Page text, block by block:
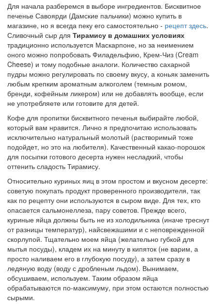
Для начала разберемся в выборе ингредиентов. Бисквитное
печенье Савоярди (Дамские пальчики) можно купить в
магазине, но я всегда пеку его самостоятельно - рецепт здесь.
Сливочный сыр для Тирамису в домашних условиях
традиционно используется Маскарпоне, но за неимением
оного можно попробовать Филадельфию, Крем-Чиз (Cream
Cheese) и тому подобные аналоги. Количество сахарной
пудры можно регулировать по своему вкусу, а коньяк заменить
любым крепким ароматным алкоголем (темным ромом,
бренди, кофейным ликером) или не добавлять вообще, если
не употребляете или готовите для детей.
Кофе для пропитки бисквитного печенья выбирайте любой,
который вам нравится. Лично я предпочитаю использовать
исключительно натуральный молотый (растворимый тоже
подойдет, но это на любителя). Качественный какао-порошок
для посыпки готового десерта нужен несладкий, чтобы
оттенить сладость Тирамису.
Относительно куриных яиц в этом простом и вкусном десерте:
советую покупать продукт проверенного производителя, так
как по рецепту они используются в сыром виде. Для тех, кто
опасается сальмонеллеза, пару советов. Прежде всего,
куриные яйца должны быть не из холодильника (иначе треснут
от разницы температур), найсвежашими и с неповрежденной
скорлупой. Тщательно моем яйца (желательно губкой для
мытья посуды), кладем их на минуту в кипяток (не варим, а
просто наливаем его в глубокую посуду), а затем сразу в
ледяную воду (воду с дробленым льдом). Вынимаем,
обсушиваем, используем. Таким образом яйца
обрабатываются по-максимуму, при этом остаются полностью
сырыми.